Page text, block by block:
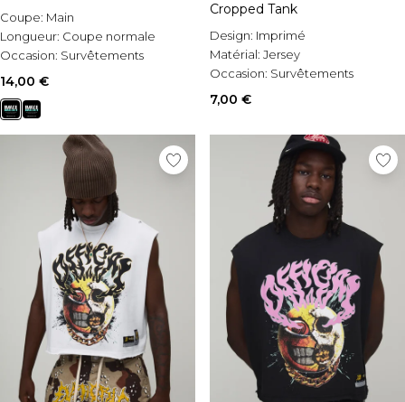
Coupe: Main
Longueur: Coupe normale
Occasion: Survêtements
14,00 €
Cropped Tank
Design: Imprimé
Matérial: Jersey
Occasion: Survêtements
7,00 €